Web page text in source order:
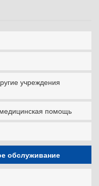
учреждения
помощь
обслуживание